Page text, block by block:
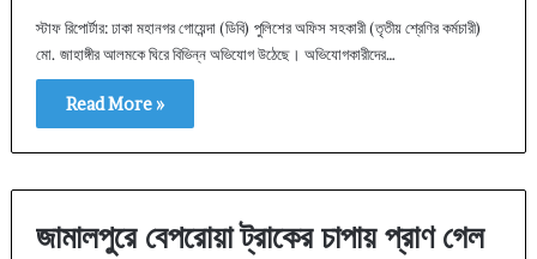
স্টাফ রিপোর্টার: ঢাকা মহানগর গোয়েন্দা (ডিবি) পুলিশের অফিস সহকারী (তৃতীয় শ্রেণির কর্মচারী)
মো. জাহাঙ্গীর আলমকে ঘিরে বিভিন্ন অভিযোগ উঠেছে। অভিযোগকারীদের…
Read More »
জামালপুরে বেপরোয়া ট্রাকের চাপায় প্রাণ গেল